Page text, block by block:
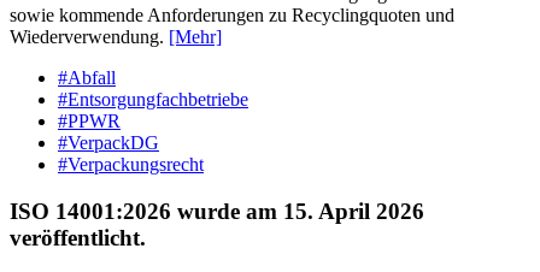
sowie kommende Anforderungen zu Recyclingquoten und
Wiederverwendung. [Mehr]
#Abfall
#Entsorgungfachbetriebe
#PPWR
#VerpackDG
#Verpackungsrecht
ISO 14001:2026 wurde am 15. April 2026
veröffentlicht.